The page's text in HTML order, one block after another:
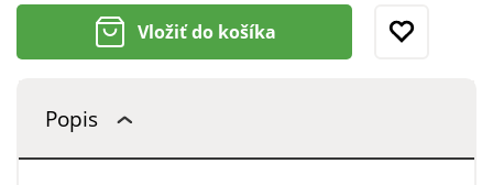
Vložiť do košíka
Popis